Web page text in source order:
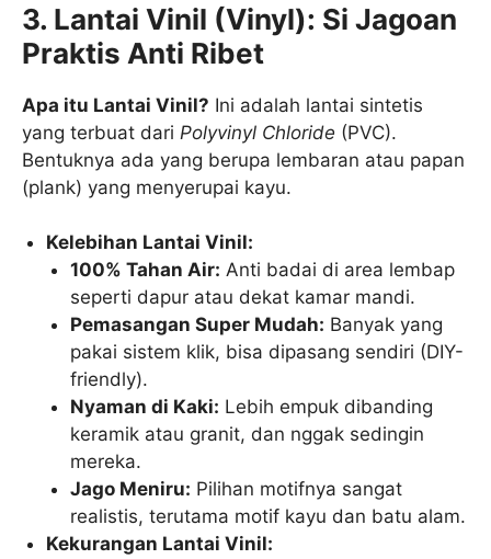
3. Lantai Vinil (Vinyl): Si Jagoan
Praktis Anti Ribet
Apa itu Lantai Vinil? Ini adalah lantai sintetis
yang terbuat dari Polyvinyl Chloride (PVC).
Bentuknya ada yang berupa lembaran atau papan
(plank) yang menyerupai kayu.
Kelebihan Lantai Vinil:
100% Tahan Air: Anti badai di area lembap
seperti dapur atau dekat kamar mandi.
Pemasangan Super Mudah: Banyak yang
pakai sistem klik, bisa dipasang sendiri (DIY-
friendly).
Nyaman di Kaki: Lebih empuk dibanding
keramik atau granit, dan nggak sedingin
mereka.
Jago Meniru: Pilihan motifnya sangat
realistis, terutama motif kayu dan batu alam.
Kekurangan Lantai Vinil: